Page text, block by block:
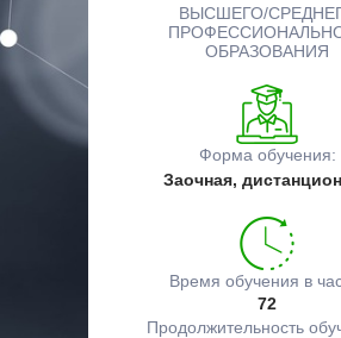
ВЫСШЕГО/
ОБРАЗОВАНИЯ
Форма обучения:
Заочная,
Время обучения в
72
Продолжительность